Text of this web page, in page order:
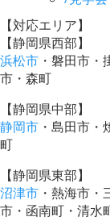
【対応エリア】
【静岡県西部】
浜松市 ・磐田市
市・森町
【静岡県中部】
静岡市 ・島田市
町
【静岡県東部】
沼津市 ・熱海市・
市・函南町・清水